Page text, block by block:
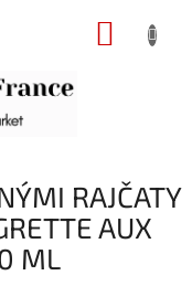
RAJČATY
AUX
ML